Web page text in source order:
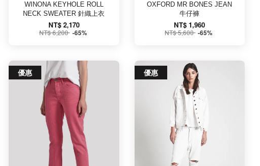
WINONA KEYHOLE ROLL
NECK SWEATER 針織上衣
NT$ 2,170
NT$ 6,200 -65%
OXFORD MR BONES JEAN
牛仔褲
NT$ 1,960
NT$ 5,600 -65%
優惠 優惠